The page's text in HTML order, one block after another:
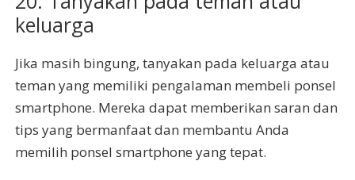
keluarga
Jika masih bingung, tanyakan pada keluarga atau
teman yang memiliki pengalaman membeli ponsel
smartphone. Mereka dapat memberikan saran dan
tips yang bermanfaat dan membantu Anda
memilih ponsel smartphone yang tepat.